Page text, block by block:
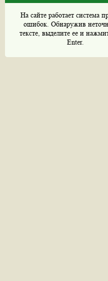
На сайте работает система
ошибок. Обнаружив
тексте, выделите ее и
Enter.